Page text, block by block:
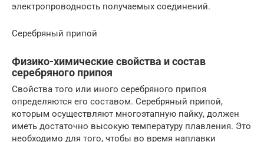
электропроводность получаемых соединений.
Серебряный припой
Физико-химические свойства и состав
серебряного припоя
Свойства того или иного серебряного припоя
определяются его составом. Серебряный припой,
которым осуществляют многоэтапную пайку, должен
иметь достаточно высокую температуру плавления. Это
необходимо для того, чтобы во время наплавки